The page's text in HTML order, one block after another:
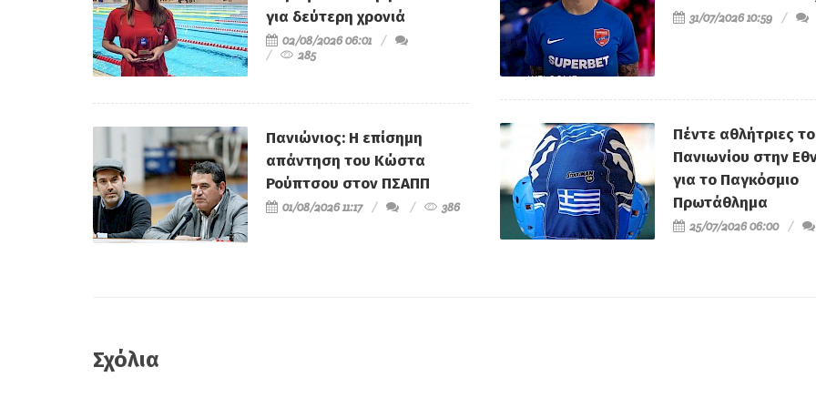
για δεύτερη χρονιά
02/08/2026 06:01
285
Πανιώνιος: Η επίσημη
απάντηση του Κώστα
Ρούπτσου στον ΠΣΑΠΠ
01/08/2026 11:17 386
31/07/2026 10:59
Πέντε αθλήτριες
Πανιωνίου στην
για το Παγκόσμιο
Πρωτάθλημα
25/07/2026 06:00
Σχόλια
που υπάρχουν και οι
Δημότες που χαλάνε το
αφήγημα...
Γιάννη Χατζηθεοδοσίου
από την Προεδρία του
Επιμελητηρίου
που